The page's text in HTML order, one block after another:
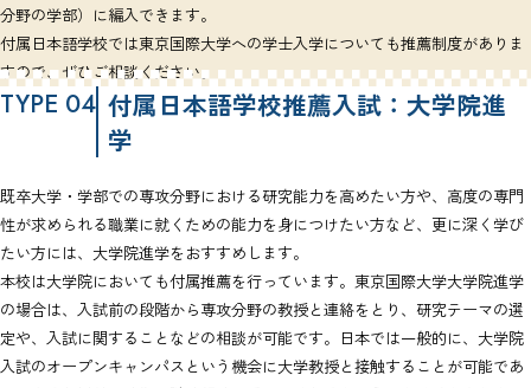
分野の学部）に編入できます。
付属日本語学校では東京国際大学への学士入学についても推薦制度がありま
すので、ぜひご相談ください。
TYPE 04 付属日本語学校推薦入試：大学院進
学
既卒大学・学部での専攻分野における研究能力を高めたい方や、高度の専門
性が求められる職業に就くための能力を身につけたい方など、更に深く学び
たい方には、大学院進学をおすすめします。
本校は大学院においても付属推薦を行っています。東京国際大学大学院進学
の場合は、入試前の段階から専攻分野の教授と連絡をとり、研究テーマの選
定や、入試に関することなどの相談が可能です。日本では一般的に、大学院
入試のオープンキャンパスという機会に大学教授と接触することが可能であ